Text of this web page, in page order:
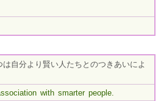
自分より賢い人たちとのつきあいによ
with smarter people.